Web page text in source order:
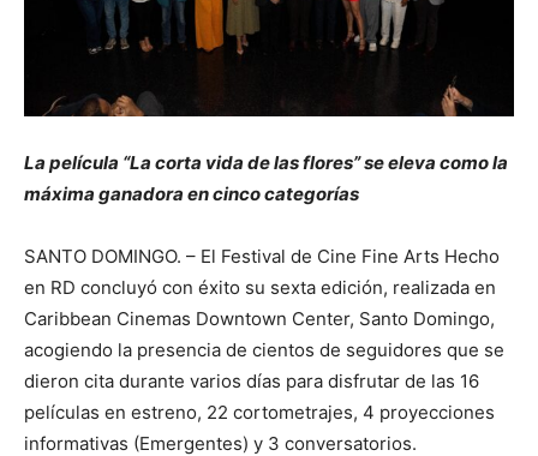
La película “La corta vida de las flores” se eleva como la
máxima ganadora en cinco categorías
SANTO DOMINGO. – El Festival de Cine Fine Arts Hecho
en RD concluyó con éxito su sexta edición, realizada en
Caribbean Cinemas Downtown Center, Santo Domingo,
acogiendo la presencia de cientos de seguidores que se
dieron cita durante varios días para disfrutar de las 16
películas en estreno, 22 cortometrajes, 4 proyecciones
informativas (Emergentes) y 3 conversatorios.